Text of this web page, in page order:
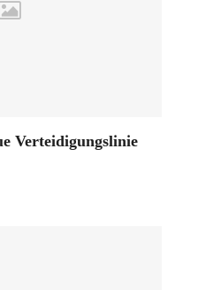
Verteidigungslinie